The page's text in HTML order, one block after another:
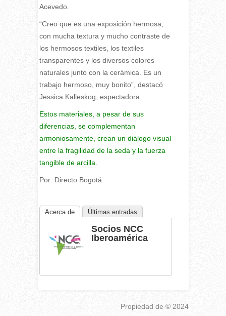
Acevedo.
“Creo que es una exposición hermosa,
con mucha textura y mucho contraste de
los hermosos textiles, los textiles
transparentes y los diversos colores
naturales junto con la cerámica. Es un
trabajo hermoso, muy bonito”, destacó
Jessica Kalleskog, espectadora.
Estos materiales, a pesar de sus
diferencias, se complementan
armoniosamente, crean un diálogo visual
entre la fragilidad de la seda y la fuerza
tangible de arcilla.
Por: Directo Bogotá.
Acerca de Últimas entradas
Socios NCC
Iberoamérica
Propiedad de © 2024